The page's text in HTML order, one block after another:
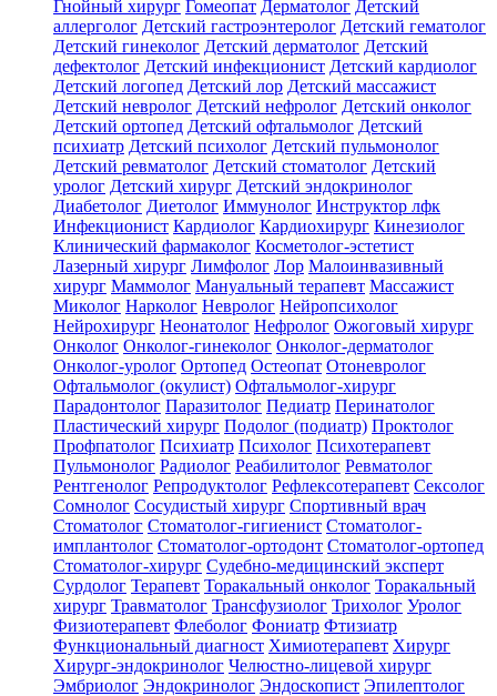
Гнойный хирург Гомеопат Дерматолог Детский
аллерголог Детский гастроэнтеролог Детский гематолог
Детский гинеколог Детский дерматолог Детский
дефектолог Детский инфекционист Детский кардиолог
Детский логопед Детский лор Детский массажист
Детский невролог Детский нефролог Детский онколог
Детский ортопед Детский офтальмолог Детский
психиатр Детский психолог Детский пульмонолог
Детский ревматолог Детский стоматолог Детский
уролог Детский хирург Детский эндокринолог
Диабетолог Диетолог Иммунолог Инструктор лфк
Инфекционист Кардиолог Кардиохирург Кинезиолог
Клинический фармаколог Косметолог-эстетист
Лазерный хирург Лимфолог Лор Малоинвазивный
хирург Маммолог Мануальный терапевт Массажист
Миколог Нарколог Невролог Нейропсихолог
Нейрохирург Неонатолог Нефролог Ожоговый хирург
Онколог Онколог-гинеколог Онколог-дерматолог
Онколог-уролог Ортопед Остеопат Отоневролог
Офтальмолог (окулист) Офтальмолог-хирург
Парадонтолог Паразитолог Педиатр Перинатолог
Пластический хирург Подолог (подиатр) Проктолог
Профпатолог Психиатр Психолог Психотерапевт
Пульмонолог Радиолог Реабилитолог Ревматолог
Рентгенолог Репродуктолог Рефлексотерапевт Сексолог
Сомнолог Сосудистый хирург Спортивный врач
Стоматолог Стоматолог-гигиенист Стоматолог-
имплантолог Стоматолог-ортодонт Стоматолог-ортопед
Стоматолог-хирург Судебно-медицинский эксперт
Сурдолог Терапевт Торакальный онколог Торакальный
хирург Травматолог Трансфузиолог Трихолог Уролог
Физиотерапевт Флеболог Фониатр Фтизиатр
Функциональный диагност Химиотерапевт Хирург
Хирург-эндокринолог Челюстно-лицевой хирург
Эмбриолог Эндокринолог Эндоскопист Эпилептолог